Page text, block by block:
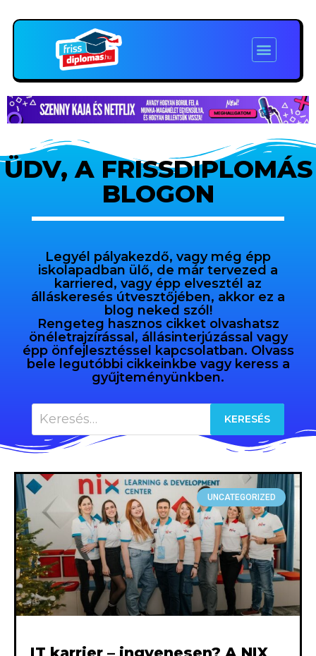
ÜDV, A FRISSDIPLOMÁS
BLOGON
Legyél pályakezdő, vagy még épp
iskolapadban ülő, de már tervezed a
karriered, vagy épp elvesztél az
álláskeresés útvesztőjében, akkor ez a
blog neked szól!
Rengeteg hasznos cikket olvashatsz
önéletrajzírással, állásinterjúzással vagy
épp önfejlesztéssel kapcsolatban. Olvass
bele legutóbbi cikkeinkbe vagy keress a
gyűjteményünkben.
UNCATEGORIZED